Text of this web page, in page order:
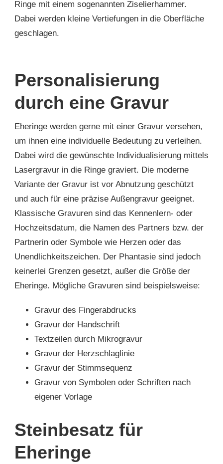
Ringe mit einem sogenannten Ziselierhammer.
Dabei werden kleine Vertiefungen in die Oberfläche
geschlagen.
Personalisierung
durch eine Gravur
Eheringe werden gerne mit einer Gravur versehen,
um ihnen eine individuelle Bedeutung zu verleihen.
Dabei wird die gewünschte Individualisierung mittels
Lasergravur in die Ringe graviert. Die moderne
Variante der Gravur ist vor Abnutzung geschützt
und auch für eine präzise Außengravur geeignet.
Klassische Gravuren sind das Kennenlern- oder
Hochzeitsdatum, die Namen des Partners bzw. der
Partnerin oder Symbole wie Herzen oder das
Unendlichkeitszeichen. Der Phantasie sind jedoch
keinerlei Grenzen gesetzt, außer die Größe der
Eheringe. Mögliche Gravuren sind beispielsweise:
Gravur des Fingerabdrucks
Gravur der Handschrift
Textzeilen durch Mikrogravur
Gravur der Herzschlaglinie
Gravur der Stimmsequenz
Gravur von Symbolen oder Schriften nach
eigener Vorlage
Steinbesatz für
Eheringe